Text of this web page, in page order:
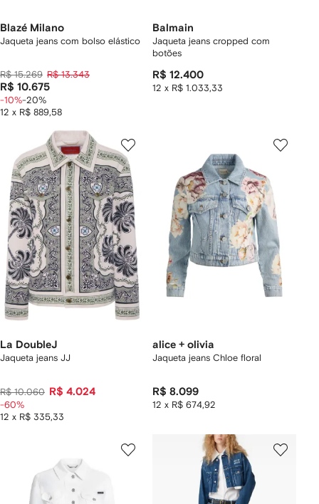
Blazé Milano
Jaqueta jeans com bolso elástico
R$ 15.269 R$ 13.343
R$ 10.675
12 x R$ 889,58
-10%-20%
Balmain
Jaqueta jeans cropped com
botões
R$ 12.400
12 x R$ 1.033,33
La DoubleJ
Jaqueta jeans JJ
R$ 10.060 R$ 4.024
12 x R$ 335,33
-60%
alice + olivia
Jaqueta jeans Chloe floral
R$ 8.099
12 x R$ 674,92